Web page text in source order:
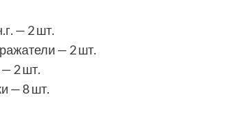
— 2 шт.
— 2 шт.
— 2 шт.
— 8 шт.